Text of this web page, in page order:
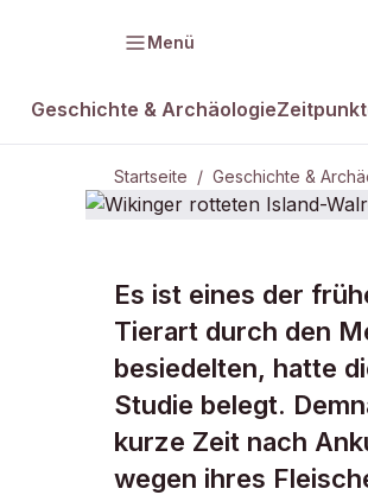
Menü
Geschichte & Archäologie
Startseite / Geschichte &
GESCHICHTE &
Es ist eines der
Tierart durch den
besiedelten, hatte
Studie belegt.
kurze Zeit nach
wegen ihres